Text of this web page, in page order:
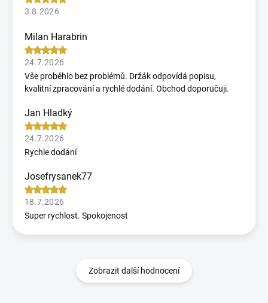
3.8.2026
Milan Harabrin
24.7.2026
Vše proběhlo bez problémů. Držák odpovídá popisu,
kvalitní zpracování a rychlé dodání. Obchod doporučuji.
Jan Hladký
24.7.2026
Rychle dodání
Josefrysanek77
18.7.2026
Super rychlost. Spokojenost
Zobrazit další hodnocení